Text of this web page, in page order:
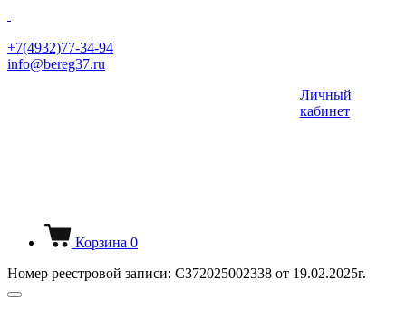
+7(4932)77-34-94
info@bereg37.ru
Личный
кабинет
Корзина 0
Номер реестровой записи: С372025002338 от 19.02.2025г.